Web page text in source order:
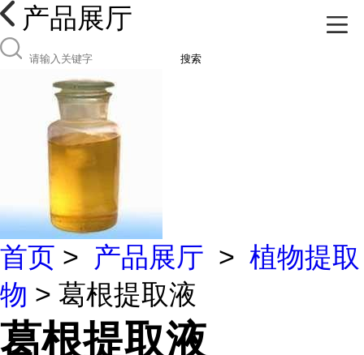
产品展厅
搜索
首页 > 产品展厅 > 植物提取
物 > 葛根提取液
葛根提取液